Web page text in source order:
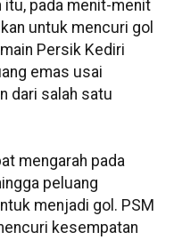
itu, pada menit-menit
untuk mencuri gol
Persik Kediri
emas usai
dari salah satu
mengarah pada
peluang
menjadi gol. PSM
kesempatan